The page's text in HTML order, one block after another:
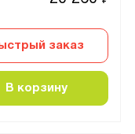
заказ
В корзину
мм
мм
лист металла 3